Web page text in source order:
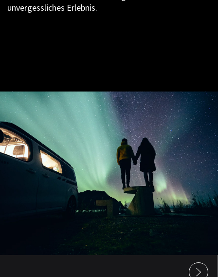
unvergessliches Erlebnis.